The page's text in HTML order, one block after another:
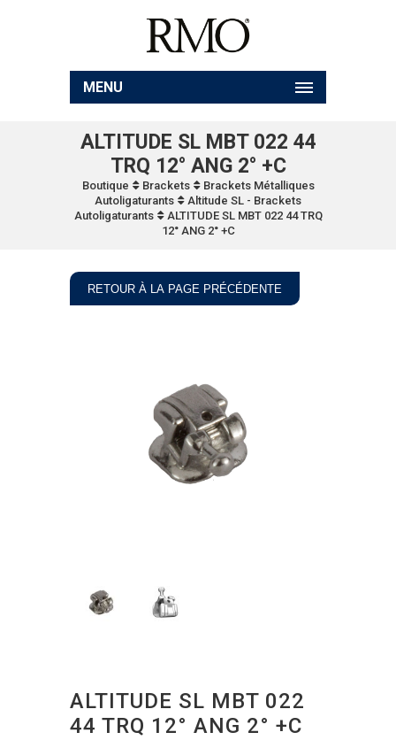
MENU
ALTITUDE SL MBT 022 44
TRQ 12° ANG 2° +C
Boutique Brackets
Brackets Métalliques
Autoligaturants
Altitude SL - Brackets
Autoligaturants
ALTITUDE SL MBT 022 44 TRQ
12° ANG 2° +C
RETOUR À LA PAGE PRÉCÉDENTE
ALTITUDE SL MBT 022
44 TRQ 12° ANG 2° +C